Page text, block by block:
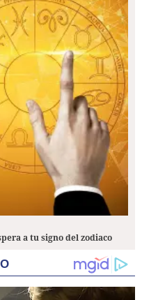
a tu signo del zodiaco